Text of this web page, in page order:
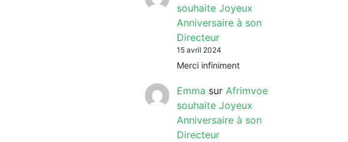
souhaite Joyeux
Anniversaire à son
Directeur
15 avril 2024
Merci infiniment
Emma sur Afrimvoe
souhaite Joyeux
Anniversaire à son
Directeur